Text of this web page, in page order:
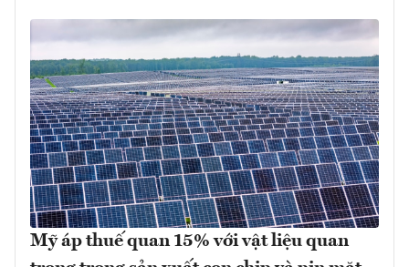
Mỹ áp thuế quan 15% với vật liệu quan